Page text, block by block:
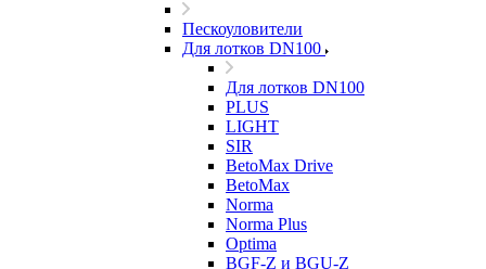
Пескоуловители
Для лотков DN100
Для лотков DN100
PLUS
LIGHT
SIR
BetoMax Drive
BetoMax
Norma
Norma Plus
Optima
BGF-Z и BGU-Z